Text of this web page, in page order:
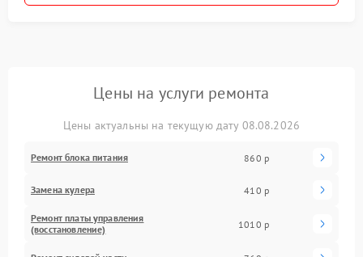
Цены на услуги ремонта
Цены актуальны на текущую дату 08.08.2026
Ремонт блока питания 860 р
Замена кулера 410 р
Ремонт платы управления
(восстановление)
1010 р